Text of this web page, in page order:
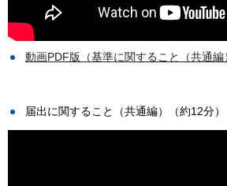
動画PDF版（基準に関すること（共通編
届出に関すること（共通編）（約12分）